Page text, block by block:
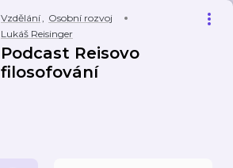
Vzdělání, Osobní rozvoj
Lukáš Reisinger
Podcast Reisovo
filosofování